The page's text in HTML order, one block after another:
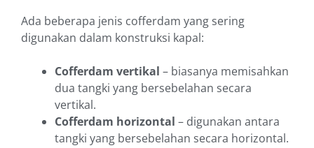
Ada beberapa jenis cofferdam yang sering
digunakan dalam konstruksi kapal:
Cofferdam vertikal – biasanya memisahkan
dua tangki yang bersebelahan secara
vertikal.
Cofferdam horizontal – digunakan antara
tangki yang bersebelahan secara horizontal.